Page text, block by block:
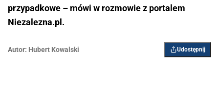
przypadkowe – mówi w rozmowie z portalem
Niezalezna.pl.
Autor: Hubert Kowalski Udostępnij